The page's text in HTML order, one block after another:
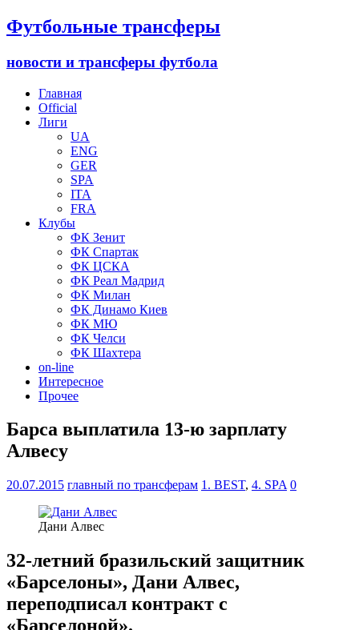
Футбольные трансферы
новости и трансферы футбола
Главная
Official
Лиги
UA
ENG
GER
SPA
ITA
FRA
Клубы
ФК Зенит
ФК Спартак
ФК ЦСКА
ФК Реал Мадрид
ФК Милан
ФК Динамо Киев
ФК МЮ
ФК Челси
ФК Шахтера
on-line
Интересное
Прочее
Барса выплатила 13-ю зарплату
Алвесу
20.07.2015 главный по трансферам 1. BEST, 4. SPA 0
Дани Алвес
32-летний бразильский защитник
«Барселоны», Дани Алвес,
переподписал контракт с
«Барселоной».